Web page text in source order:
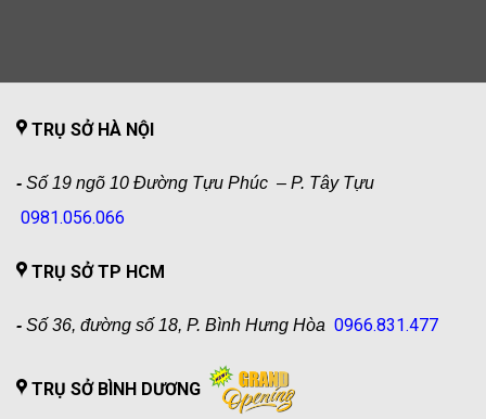
TRỤ SỞ HÀ NỘI
- Số 19 ngõ 10 Đường Tựu Phúc – P. Tây Tựu
0981.056.066
TRỤ SỞ TP HCM
- Số 36, đường số 18, P. Bình Hưng Hòa 0966.831.477
TRỤ SỞ BÌNH DƯƠNG